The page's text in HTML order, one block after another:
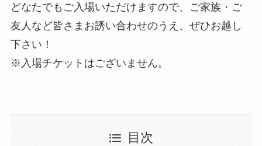
どなたでもご入場いただけますので、ご家族・ご
友人など皆さまお誘い合わせのうえ、ぜひお越し
下さい！
※入場チケットはございません。
目次